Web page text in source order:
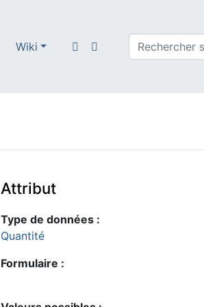
Wiki
Attribut
Type de données :
Quantité
Formulaire :